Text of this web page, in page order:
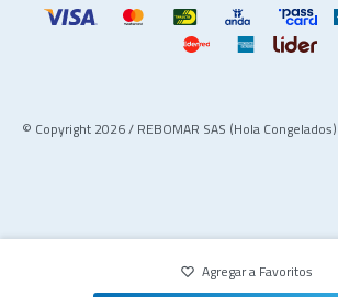
© Copyright 2026 / REBOMAR SAS (Hola Congelados)